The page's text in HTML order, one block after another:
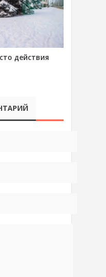
действия